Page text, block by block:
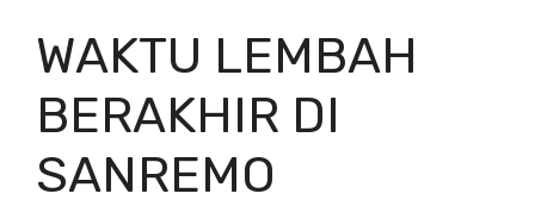
WAKTU LEMBAH
BERAKHIR DI
SANREMO